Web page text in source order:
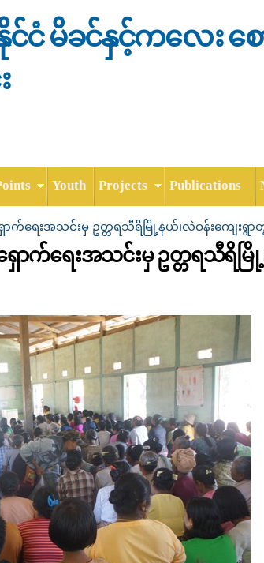
content
နိုင်ငံ မိခင်နှင့်ကလေး စ
Youth Projects Publications
ာက်ရေးအသင်းမှ ဥတ္တရသီရိမြို့နယ်၊လဲဝန်းကျေးရွာတွ
ောက်ရေးအသင်းမှ ဥတ္တရသီရိမြို့